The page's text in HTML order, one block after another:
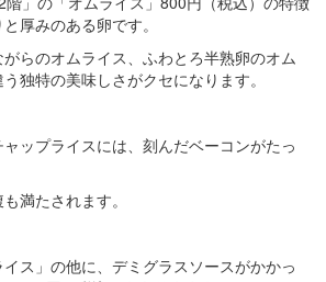
厚みのある卵です。
らのオムライス、ふわとろ半熟卵のオム
独特の美味しさがクセになります。
ップライスには、刻んだベーコンがたっ
満たされます。
ス」の他に、デミグラスソースがかかっ